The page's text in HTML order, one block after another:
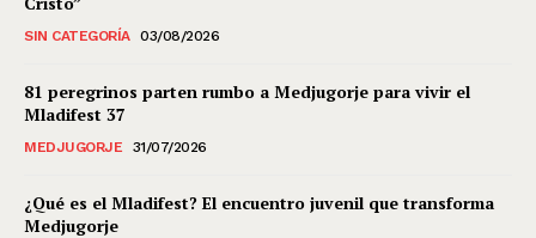
SIN CATEGORÍA 03/08/2026
81 peregrinos parten rumbo a Medjugorje para vivir el
Mladifest 37
MEDJUGORJE 31/07/2026
¿Qué es el Mladifest? El encuentro juvenil que transforma
Medjugorje